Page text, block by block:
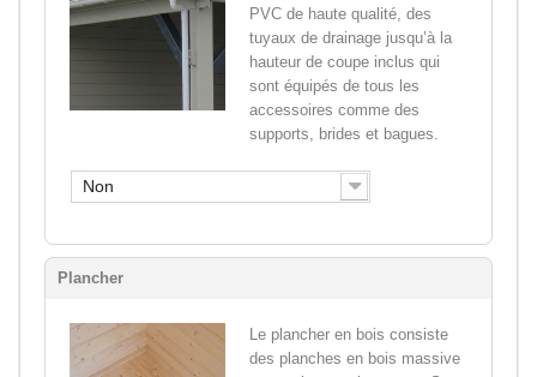
PVC de haute qualité, des
tuyaux de drainage jusqu’à la
hauteur de coupe inclus qui
sont équipés de tous les
accessoires comme des
supports, brides et bagues.
Non
Plancher
Le plancher en bois consiste
des planches en bois massive